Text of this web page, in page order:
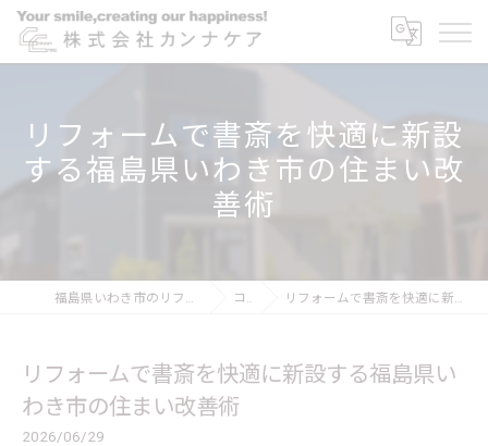
リフォームで書斎を快適に新設
する福島県いわき市の住まい改
善術
福島県いわき市のリフォームなら株式会社カンナケア コラム リフォームで書斎を快適に新設する福島県いわき市の住まい改善術
リフォームで書斎を快適に新設する福島県い
わき市の住まい改善術
2026/06/29